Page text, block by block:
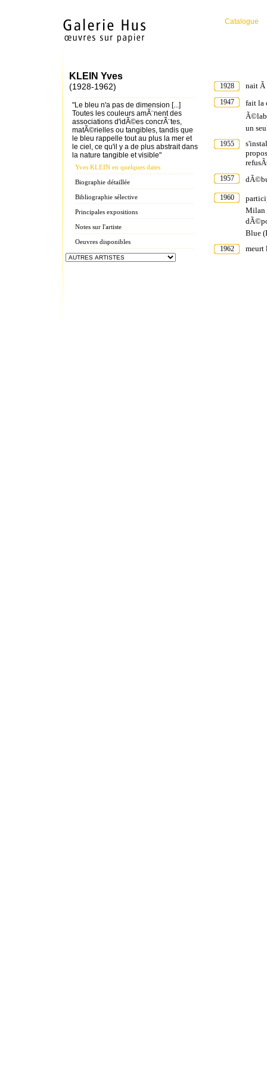
Catalogue
KLEIN Yves
(1928-1962)
"Le bleu n'a pas de dimension [...]
Toutes les couleurs amÃ¨nent des
associations d'idÃ©es concrÃ¨tes,
matÃ©rielles ou tangibles, tandis que
le bleu rappelle tout au plus la mer et
le ciel, ce qu'il y a de plus abstrait dans
la nature tangible et visible"
Yves KLEIN en quelques dates
Biographie détaillée
Bibliographie sélective
Principales expositions
Notes sur l'artiste
Oeuvres disponibles
1928 nait Ã
1947
fait la
un
1955
1957
1960
Milan
Blue
1962 meurt